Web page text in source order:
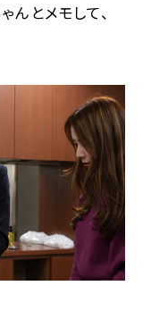
んとメモして、